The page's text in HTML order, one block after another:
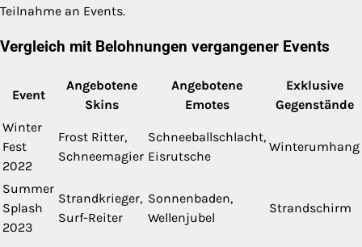
Teilnahme an Events.
Vergleich mit Belohnungen vergangener Events
Event
Angebotene
Skins
Angebotene
Emotes
Exklusive
Gegenstände
Winter
Fest
2022
Frost Ritter,
Schneemagier
Schneeballschlacht,
Eisrutsche
Winterumhang
Summer
Splash
2023
Strandkrieger,
Surf-Reiter
Sonnenbaden,
Wellenjubel
Strandschirm